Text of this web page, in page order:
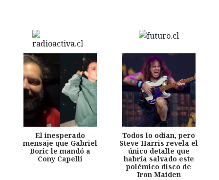
El inesperado
mensaje que Gabriel
Boric le mandó a
Cony Capelli
Todos lo odian, pero
Steve Harris revela el
único detalle que
habría salvado este
polémico disco de
Iron Maiden